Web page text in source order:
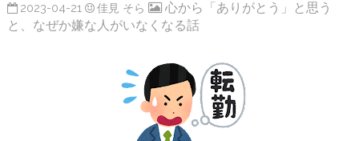
2023-04-21 佳見 そら
心から「ありがとう」と思う
と、なぜか嫌な人がいなくなる話